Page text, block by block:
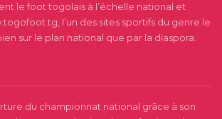
le foot togolais à l’échelle national et
l’un des sites sportifs du genre le
sur le plan national que par la diaspora.
du championnat national grâce à son